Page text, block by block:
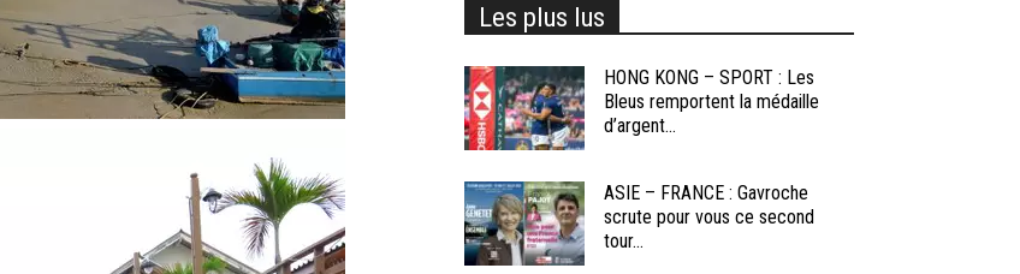
Les plus lus
HONG KONG – SPORT : Les
Bleus remportent la médaille
d’argent...
ASIE – FRANCE : Gavroche
scrute pour vous ce second
tour...